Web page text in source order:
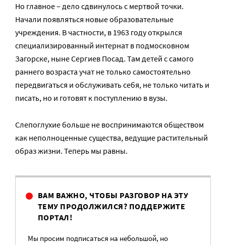
Но главное – дело сдвинулось с мертвой точки.
Начали появляться новые образовательные
учреждения. В частности, в 1963 году открылся
специализированный интернат в подмосковном
Загорске, ныне Сергиев Посад. Там детей с самого
раннего возраста учат не только самостоятельно
передвигаться и обслуживать себя, не только читать и
писать, но и готовят к поступлению в вузы.
Слепоглухие больше не воспринимаются обществом
как неполноценные существа, ведущие растительный
образ жизни. Теперь мы равны.
ВАМ ВАЖНО, ЧТОБЫ РАЗГОВОР НА ЭТУ
ТЕМУ ПРОДОЛЖИЛСЯ? ПОДДЕРЖИТЕ
ПОРТАЛ!
Мы просим подписаться на небольшой, но